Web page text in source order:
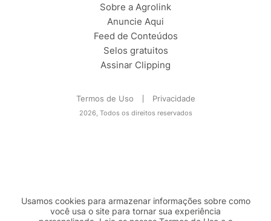
Sobre a Agrolink
Anuncie Aqui
Feed de Conteúdos
Selos gratuitos
Assinar Clipping
Termos de Uso Privacidade
2026, Todos os direitos reservados
Usamos cookies para armazenar informações sobre como
você usa o site para tornar sua experiência